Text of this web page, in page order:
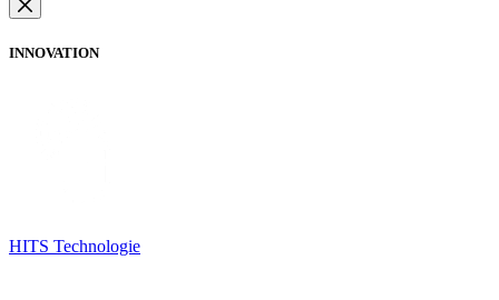
INNOVATION
HITS Technologie